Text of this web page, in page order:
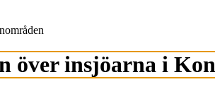
insjöarna i